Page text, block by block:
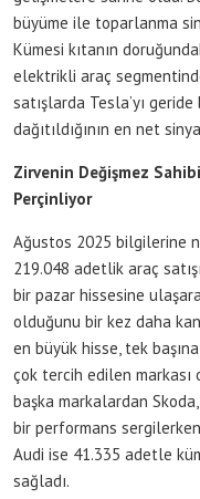
büyüme ile toparlanma
Kümesi kıtanın
elektrikli araç
satışlarda Tesla’yı
dağıtıldığının en net
Zirvenin Değişmez
Perçinliyor
Ağustos 2025 bilgilerine
219.048 adetlik araç
bir pazar hissesine
olduğunu bir kez daha
en büyük hisse, tek
çok tercih edilen markası
başka markalardan
bir performans
Audi ise 41.335 adetle
sağladı.